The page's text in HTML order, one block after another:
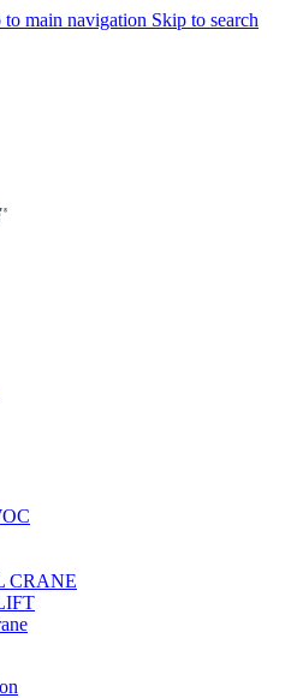
to main navigation Skip to search
CRANE